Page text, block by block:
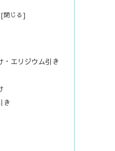
・エリジウム引き
き